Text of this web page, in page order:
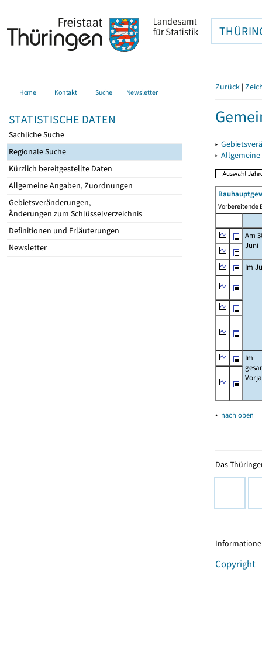
Home Kontakt Suche Newsletter
STATISTISCHE DATEN
Sachliche Suche
Regionale Suche
Kürzlich bereitgestellte Daten
Allgemeine Angaben, Zuordnungen
Gebietsveränderungen,
Änderungen zum Schlüsselverzeichnis
Definitionen und Erläuterungen
Newsletter
Zurück |
▸
▸
Vorbereitende
Am
Juni
Im
Im
▴ nach oben
Das
Copyright